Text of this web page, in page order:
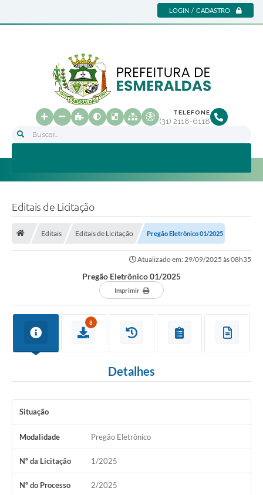
LOGIN / CADASTRO
Buscar...
TELEFONE
(31) 2118-6118
Editais de Licitação
Editais Editais de Licitação Pregão Eletrônico 01/2025
Atualizado em: 29/09/2025 às 08h35
Pregão Eletrônico 01/2025
Imprimir
8
Detalhes
Situação
Modalidade Pregão Eletrônico
Nº da Licitação 1/2025
Nº do Processo 2/2025